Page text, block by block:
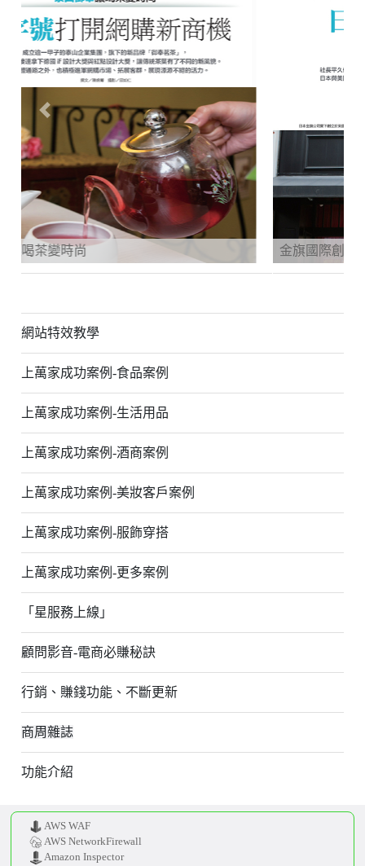
金旗國際創新概念 成就女人完美夢想
Previous
網站特效教學
上萬家成功案例-食品案例
上萬家成功案例-生活用品
上萬家成功案例-酒商案例
上萬家成功案例-美妝客戶案例
上萬家成功案例-服飾穿搭
上萬家成功案例-更多案例
「星服務上線」
顧問影音-電商必賺秘訣
行銷、賺錢功能、不斷更新
商周雜誌
功能介紹
AWS WAF
AWS NetworkFirewall
Amazon Inspector